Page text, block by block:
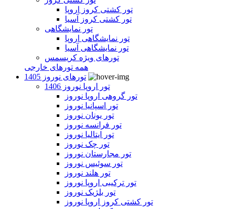
تور کشتی کروز اروپا
تور کشتی کروز آسیا
تور نمایشگاهی
تور نمایشگاهی اروپا
تور نمایشگاهی آسیا
تورهای ویژه کریسمس
همه تورهای خارجی
تورهای نوروز 1405
تور اروپا نوروز 1406
تور گروهی اروپا نوروز
تور اسپانیا نوروز
تور یونان نوروز
تور فرانسه نوروز
تور ایتالیا نوروز
تور چک نوروز
تور مجارستان نوروز
تور سوئیس نوروز
تور هلند نوروز
تور ترکیبی اروپا نوروز
تور بلژیک نوروز
تور کشتی کروز اروپا نوروز